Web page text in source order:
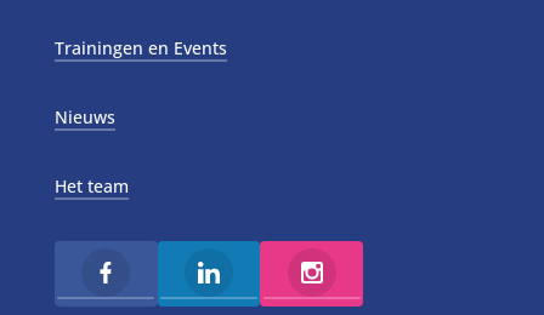
Trainingen en Events
Nieuws
Het team